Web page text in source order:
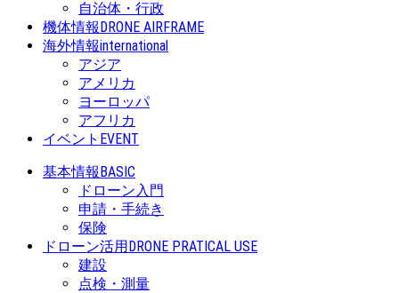
自治体・行政
機体情報DRONE AIRFRAME
海外情報international
アジア
アメリカ
ヨーロッパ
アフリカ
イベント EVENT
基本情報BASIC
ドローン入門
申請・手続き
保険
ドローン活用DRONE PRATICAL USE
建設
点検・測量